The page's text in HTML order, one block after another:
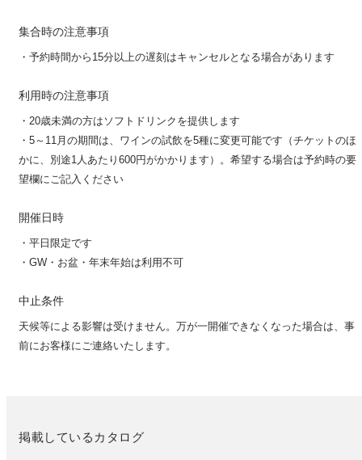
集合時の注意事項
・予約時間から15分以上の遅刻はキャンセルとなる場合があります
利用時の注意事項
・20歳未満の方はソフトドリンクを提供します
・5～11月の期間は、ワインの試飲を5種に変更可能です（チケットのほ
かに、別途1人あたり600円がかかります）。希望する場合は予約時の要
望欄にご記入ください
開催日時
・平日限定です
・GW・お盆・年末年始は利用不可
中止条件
天候等による影響は受けません。万が一開催できなくなった場合は、事
前にお客様にご連絡いたします。
掲載しているカタログ